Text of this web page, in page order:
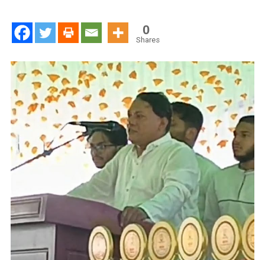
সাংস্কৃতিক
প্রতিযোগিতার
পুরস্কার
বিতরণী
অনুষ্ঠিত
0
Shares